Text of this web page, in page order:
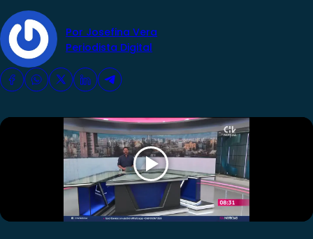
Por Josefina Vera
Periodista Digital
Programas
Club De La Comedia
Contigo en Directo
Plan Perfecto
El Tiempo